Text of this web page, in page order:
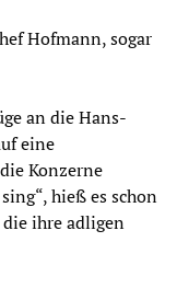
Hofmann, sogar
an die Hans-
eine
Konzerne
hieß es schon
ihre adligen